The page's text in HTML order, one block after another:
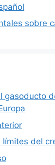
sobre
gasoducto
límites del